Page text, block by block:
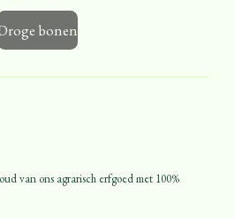
bonen
van ons agrarisch erfgoed met 100%